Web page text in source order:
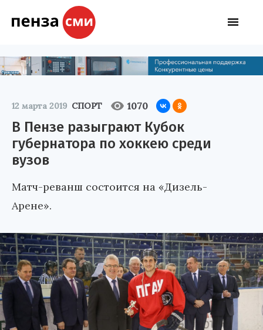
12 марта 2019 СПОРТ 1070
В Пензе разыграют Кубок
губернатора по хоккею среди
вузов
Матч-реванш состоится на «Дизель-
Арене».